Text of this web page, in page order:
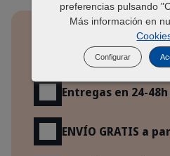
Beneficios
Garantía de
satisfacción 100%
Entregas en 24-
ENVÍO GRATIS a
preferencias pulsando
Más información en
Configurar